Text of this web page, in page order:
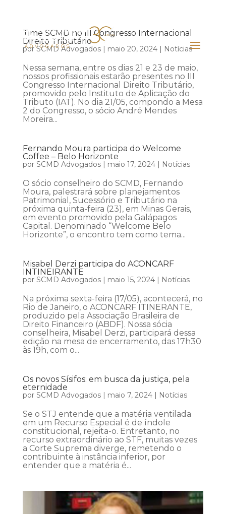
Time SCMD no III Congresso Internacional
Direito Tributário
porSCMD Advogados| maio 20, 2024| Notícias
Nessa semana, entre os dias 21 e 23 de maio,
nossos profissionais estarão presentes no III
Congresso Internacional Direito Tributário,
promovido pelo Instituto de Aplicação do
Tributo (IAT). No dia 21/05, compondo a Mesa
2 do Congresso, o sócio André Mendes
Moreira...
Fernando Moura participa do Welcome
Coffee – Belo Horizonte
por SCMD Advogados| maio 17, 2024| Notícias
O sócio conselheiro do SCMD, Fernando
Moura, palestrará sobre planejamentos
Patrimonial, Sucessório e Tributário na
próxima quinta-feira (23), em Minas Gerais,
em evento promovido pela Galápagos
Capital. Denominado “Welcome Belo
Horizonte”, o encontro tem como tema...
Misabel Derzi participa do ACONCARF
INTINEIRANTE
por SCMD Advogados| maio 15, 2024| Notícias
Na próxima sexta-feira (17/05), acontecerá, no
Rio de Janeiro, o ACONCARF ITINERANTE,
produzido pela Associação Brasileira de
Direito Financeiro (ABDF). Nossa sócia
conselheira, Misabel Derzi, participará dessa
edição na mesa de encerramento, das 17h30
às 19h, com o...
Os novos Sísifos: em busca da justiça, pela
eternidade
por SCMD Advogados| maio 7, 2024| Notícias
Se o STJ entende que a matéria ventilada
em um Recurso Especial é de índole
constitucional, rejeita-o. Entretanto, no
recurso extraordinário ao STF, muitas vezes
a Corte Suprema diverge, remetendo o
contribuinte à instância inferior, por
entender que a matéria é...